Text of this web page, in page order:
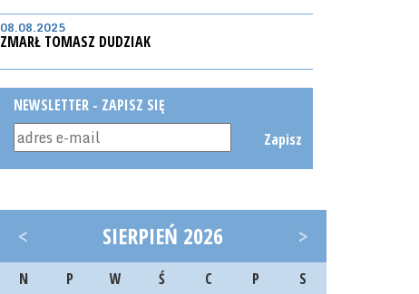
08.08.2025
ZMARŁ TOMASZ DUDZIAK
NEWSLETTER - ZAPISZ SIĘ
Zapisz
< SIERPIEŃ 2026 >
N P W Ś C P S